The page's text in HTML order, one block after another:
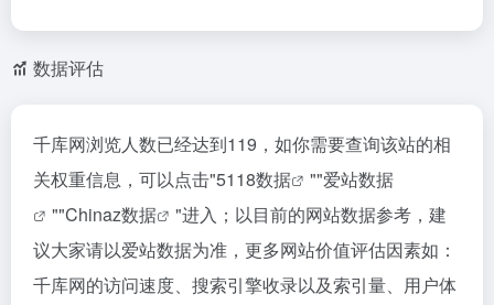
数据评估
千库网浏览人数已经达到119，如你需要查询该站的相
关权重信息，可以点击"5118数据 ""爱站数据
""Chinaz数据
"进入；以目前的网站数据参考，建
议大家请以爱站数据为准，更多网站价值评估因素如：
千库网的访问速度、搜索引擎收录以及索引量、用户体